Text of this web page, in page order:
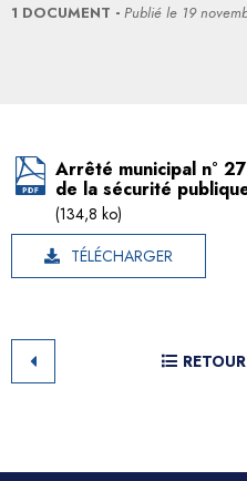
1 DOCUMENT Publié le 19
Arrêté municipal n°
de la sécurité
(134,8 ko)
TÉLÉCHARGER